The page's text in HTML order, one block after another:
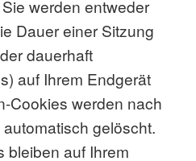
werden entweder
Dauer einer Sitzung
dauerhaft
auf Ihrem Endgerät
Cookies werden nach
gelöscht.
bleiben auf Ihrem